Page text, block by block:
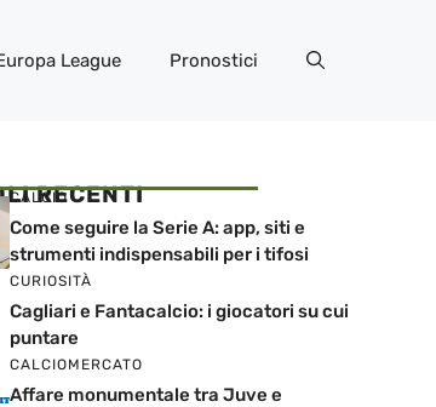
League Pronostici
RECENTI
CALCIO
Come seguire la Serie A: app, siti e
strumenti indispensabili per i tifosi
CURIOSITÀ
Cagliari e Fantacalcio: i giocatori su cui
puntare
CALCIOMERCATO
Affare monumentale tra Juve e